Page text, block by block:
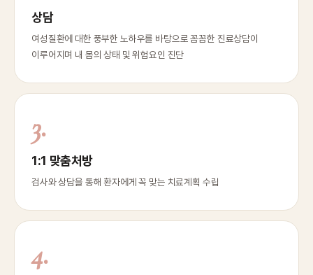
상담
여성질환에 대한 풍부한 노하우를 바탕으로 꼼꼼한 진료상담이
이루어지며 내 몸의 상태 및 위험요인 진단
3.
1:1 맞춤처방
검사와 상담을 통해 환자에게 꼭 맞는 치료계획 수립
4.